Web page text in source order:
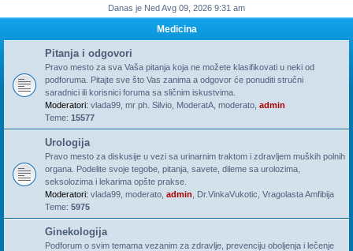
Danas je Ned Avg 09, 2026 9:31 am
Medicina
Pitanja i odgovori
Pravo mesto za sva Vaša pitanja koja ne možete klasifikovati u neki od
podforuma. Pitajte sve što Vas zanima a odgovor će ponuditi stručni
saradnici ili korisnici foruma sa sličnim iskustvima.
Moderatori: vlada99 mr ph. Silvio ModeratA moderato admin
Teme: 15577
Urologija
Pravo mesto za diskusije u vezi sa urinarnim traktom i zdravljem muških polnih
organa. Podelite svoje tegobe, pitanja, savete, dileme sa urolozima,
seksolozima i lekarima opšte prakse.
Moderatori: vlada99 moderato admin Dr.VinkaVukotic Vragolasta Amfibija
Teme: 5975
Ginekologija
Podforum o svim temama vezanim za zdravlje, prevenciju oboljenja i lečenje